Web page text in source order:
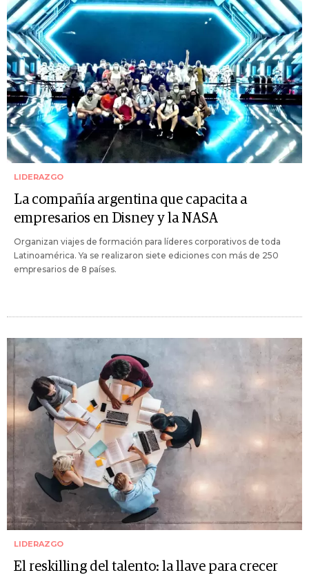
LIDERAZGO
La compañía argentina que capacita a
empresarios en Disney y la NASA
Organizan viajes de formación para líderes corporativos de toda
Latinoamérica. Ya se realizaron siete ediciones con más de 250
empresarios de 8 países.
LIDERAZGO
El reskilling del talento: la llave para crecer